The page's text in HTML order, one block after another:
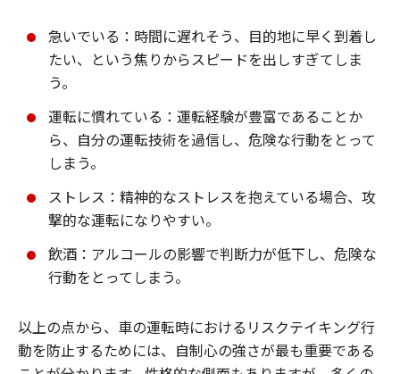
急いでいる：時間に遅れそう、目的地に早く到着し
たい、という焦りからスピードを出しすぎてしま
う。
運転に慣れている：運転経験が豊富であることか
ら、自分の運転技術を過信し、危険な行動をとって
しまう。
ストレス：精神的なストレスを抱えている場合、攻
撃的な運転になりやすい。
飲酒：アルコールの影響で判断力が低下し、危険な
行動をとってしまう。
以上の点から、車の運転時におけるリスクテイキング行
動を防止するためには、自制心の強さが最も重要である